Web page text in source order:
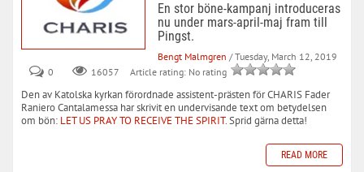
En stor böne-kampanj introduceras
nu under mars-april-maj fram till
Pingst.
Bengt Malmgren / Tuesday, March 12, 2019
0
16057 Article rating: No rating
Den av Katolska kyrkan förordnade assistent-prästen för CHARIS Fader
Raniero Cantalamessa har skrivit en undervisande text om betydelsen
om bön: LET US PRAY TO RECEIVE THE SPIRIT. Sprid gärna detta!
READ MORE